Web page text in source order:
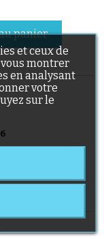
panier
et ceux de
montrer
en analysant
votre
sur le